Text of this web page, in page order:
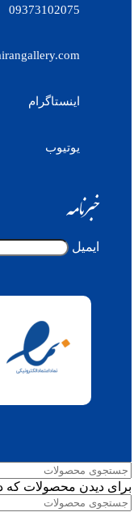
09373102075
اینستاگرام
یوتیوب
خبرنامه
ایمیل
برای دیدن محصولات که